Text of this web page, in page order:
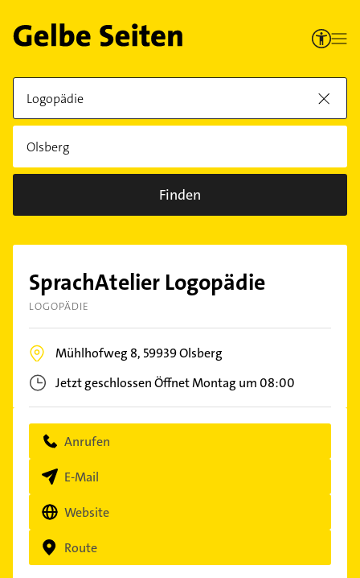
Finden
SprachAtelier Logopädie
LOGOPÄDIE
Mühlhofweg 8, 59939Olsberg
Jetzt geschlossenÖffnet Montag um 08:00
Anrufen
E-Mail
Website
Route